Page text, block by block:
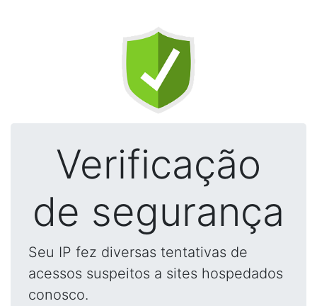
Verificação
de segurança
Seu IP fez diversas tentativas de
acessos suspeitos a sites hospedados
conosco.